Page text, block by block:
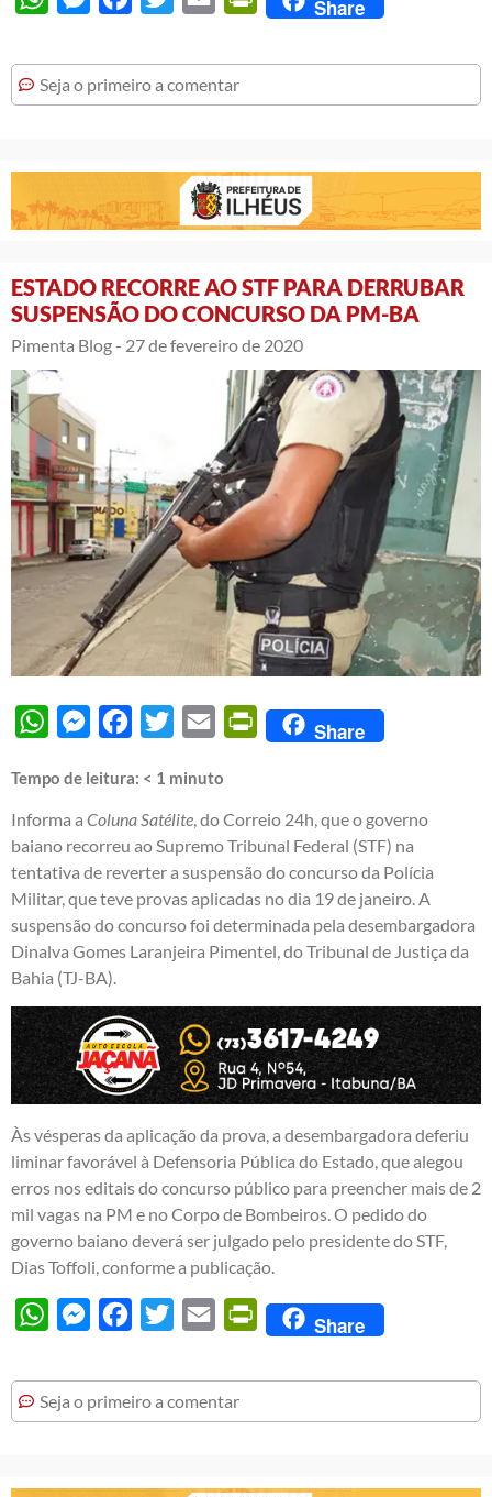
Share
Seja o primeiro a comentar
ESTADO RECORRE AO STF PARA DERRUBAR
SUSPENSÃO DO CONCURSO DA PM-BA
Pimenta Blog - 27 de fevereiro de 2020
WhatsAppMessengerFacebook
Twitter Email PrintFriendly
Share
Tempo de leitura: < 1 minuto
Informa a Coluna Satélite, do Correio 24h, que o governo
baiano recorreu ao Supremo Tribunal Federal (STF) na
tentativa de reverter a suspensão do concurso da Polícia
Militar, que teve provas aplicadas no dia 19 de janeiro. A
suspensão do concurso foi determinada pela desembargadora
Dinalva Gomes Laranjeira Pimentel, do Tribunal de Justiça da
Bahia (TJ-BA).
Às vésperas da aplicação da prova, a desembargadora deferiu
liminar favorável à Defensoria Pública do Estado, que alegou
erros nos editais do concurso público para preencher mais de 2
mil vagas na PM e no Corpo de Bombeiros. O pedido do
governo baiano deverá ser julgado pelo presidente do STF,
Dias Toffoli, conforme a publicação.
WhatsAppMessengerFacebook
Twitter Email PrintFriendly
Share
Seja o primeiro a comentar